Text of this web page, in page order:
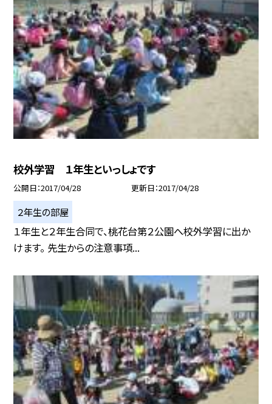
校外学習 １年生といっしょです
公開日 2017/04/28 更新日 2017/04/28
２年生の部屋
１年生と２年生合同で、桃花台第２公園へ校外学習に出か
けます。 先生からの注意事項...